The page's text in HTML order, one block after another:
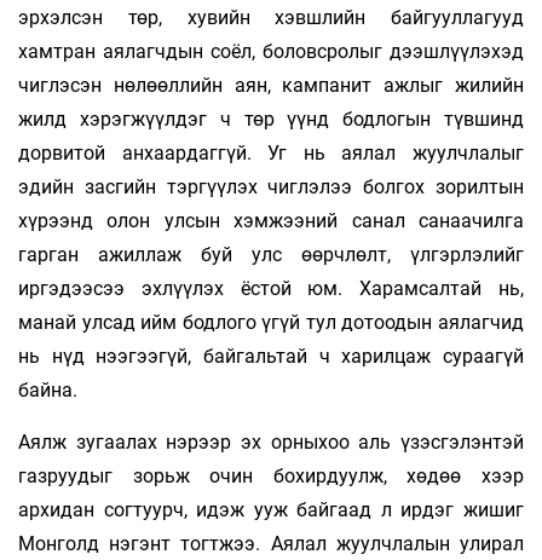
эрхэлсэн төр, хувийн хэвшлийн байгууллагууд
хамтран аялагчдын соёл, боловсролыг дээшлүүлэхэд
чиглэсэн нөлөөллийн аян, кампанит ажлыг жилийн
жилд хэрэгжүүлдэг ч төр үүнд бодлогын түвшинд
дорвитой анхаардаггүй. Уг нь аялал жуулчлалыг
эдийн засгийн тэргүүлэх чиглэлээ болгох зорилтын
хүрээнд олон улсын хэмжээний санал санаачилга
гарган ажиллаж буй улс өөрчлөлт, үлгэрлэлийг
иргэдээсээ эхлүүлэх ёстой юм. Харамсалтай нь,
манай улсад ийм бодлого үгүй тул дотоодын аялагчид
нь нүд нээгээгүй, байгальтай ч харилцаж сураагүй
байна.
Аялж зугаалах нэрээр эх орныхоо аль үзэсгэлэнтэй
газруудыг зорьж очин бохирдуулж, хөдөө хээр
архидан согтуурч, идэж ууж байгаад л ирдэг жишиг
Монголд нэгэнт тогтжээ. Аялал жуулчлалын улирал